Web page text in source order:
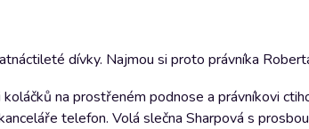
dívky. Najmou si proto právníka
na prostřeném podnose a právníkovi
telefon. Volá slečna Sharpová s